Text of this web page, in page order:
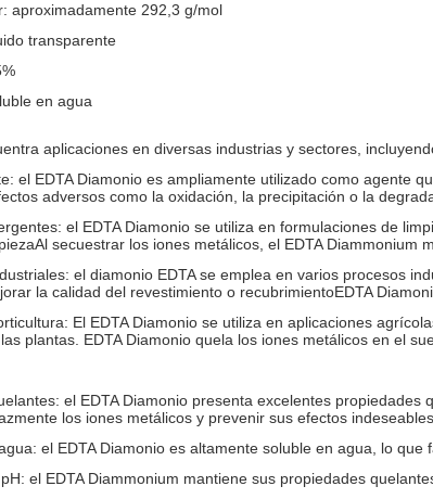
aproximadamente 292,3 g/mol
transparente
en agua
aplicaciones en diversas industrias y sectores,
el EDTA Diamonio es ampliamente utilizado como agente
adversos como la oxidación, la precipitación o la
el EDTA Diamonio se utiliza en formulaciones de
secuestrar los iones metálicos, el EDTA
el diamonio EDTA se emplea en varios procesos
la calidad del revestimiento o recubrimientoEDTA
El EDTA Diamonio se utiliza en aplicaciones
plantas. EDTA Diamonio quela los iones metálicos en el
el EDTA Diamonio presenta excelentes
los iones metálicos y prevenir sus efectos indeseables.
el EDTA Diamonio es altamente soluble en agua, lo
el EDTA Diammonium mantiene sus propiedades